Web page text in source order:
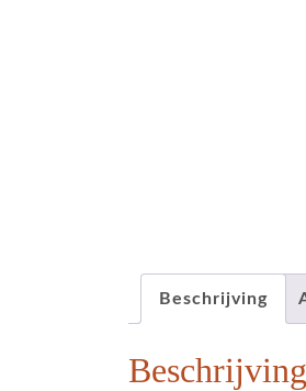
Beschrijving
Beschrijving